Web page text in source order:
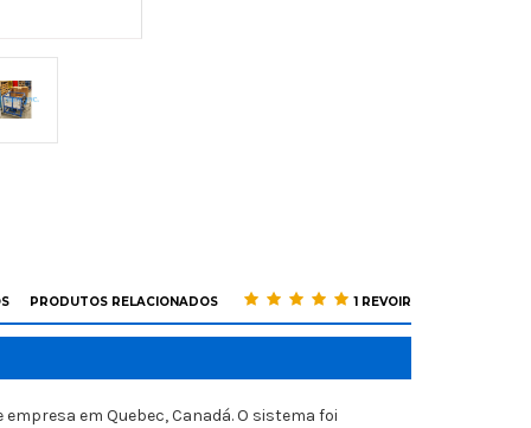
PRODUTOS RELACIONADOS 1 REVOIR
em Quebec, Canadá. O sistema foi